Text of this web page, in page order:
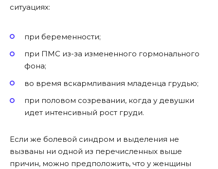
ситуациях:
при беременности;
при ПМС из-за измененного гормонального
фона;
во время вскармливания младенца грудью;
при половом созревании, когда у девушки
идет интенсивный рост груди.
Если же болевой синдром и выделения не
вызваны ни одной из перечисленных выше
причин, можно предположить, что у женщины